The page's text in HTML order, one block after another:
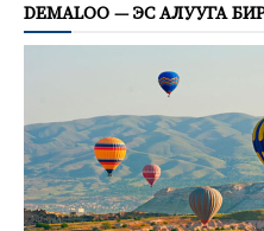
DEMALOO — ЭС АЛУУГА